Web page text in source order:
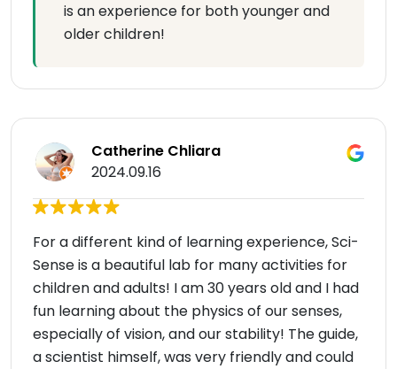
is an experience for both younger and
older children!
Catherine Chliara
2024.09.16
For a different kind of learning experience, Sci-
Sense is a beautiful lab for many activities for
children and adults! I am 30 years old and I had
fun learning about the physics of our senses,
especially of vision, and our stability! The guide,
a scientist himself, was very friendly and could